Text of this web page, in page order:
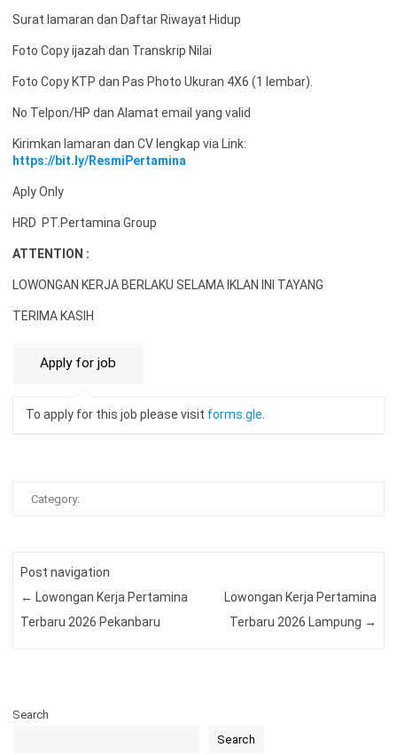
Surat lamaran dan Daftar Riwayat Hidup
Foto Copy ijazah dan Transkrip Nilai
Foto Copy KTP dan Pas Photo Ukuran 4X6 (1 lembar).
No Telpon/HP dan Alamat email yang valid
Kirimkan lamaran dan CV lengkap via Link:
https://bit.ly/ResmiPertamina
Aply Only
HRD PT.Pertamina Group
ATTENTION :
LOWONGAN KERJA BERLAKU SELAMA IKLAN INI TAYANG
TERIMA KASIH
To apply for this job please visit forms.gle.
Category:
Post navigation
← Lowongan Kerja Pertamina
Terbaru 2026 Pekanbaru
Lowongan Kerja Pertamina
Terbaru 2026 Lampung →
Search
Search